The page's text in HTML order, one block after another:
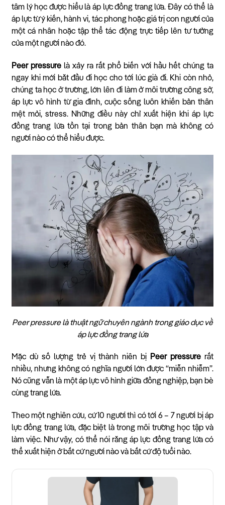
tâm lý học được hiểu là áp lực đồng trang lứa. Đây có thể là
áp lực từ ý kiến, hành vi, tác phong hoặc giá trị con người của
một cá nhân hoặc tập thể tác động trực tiếp lên tư tưởng
của một người nào đó.
Peer pressure là xảy ra rất phổ biến với hầu hết chúng ta
ngay khi mới bắt đầu đi học cho tới lúc già đi. Khi còn nhỏ,
chúng ta học ở trường, lớn lên đi làm ở môi trường công sở,
áp lực vô hình từ gia đình, cuộc sống luôn khiến bản thân
mệt mỏi, stress. Những điều này chỉ xuất hiện khi áp lực
đồng trang lứa tồn tại trong bản thân bạn mà không có
người nào có thể hiểu được.
Peer pressure là thuật ngữ chuyên ngành trong giáo dục về
áp lực đồng trang lứa
Mặc dù số lượng trẻ vị thành niên bị Peer pressure rất
nhiều, nhưng không có nghĩa người lớn được “miễn nhiễm”.
Nó cũng vẫn là một áp lực vô hình giữa đồng nghiệp, bạn bè
cùng trang lứa.
Theo một nghiên cứu, cứ 10 người thì có tới 6 – 7 người bị áp
lực đồng trang lứa, đặc biệt là trong môi trường học tập và
làm việc. Như vậy, có thể nói rằng áp lực đồng trang lứa có
thể xuất hiện ở bất cứ người nào và bất cứ độ tuổi nào.